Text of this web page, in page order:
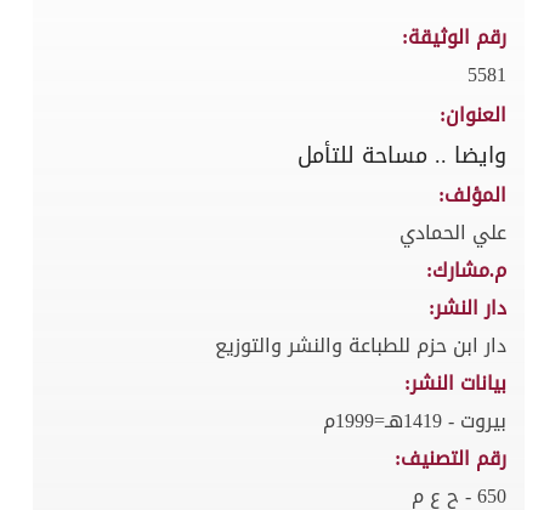
رقم الوثيقة:
5581
العنوان:
وايضا .. مساحة للتأمل
المؤلف:
علي الحمادي
م.مشارك:
دار النشر:
دار ابن حزم للطباعة والنشر والتوزيع
بيانات النشر:
بيروت - 1419هـ=1999م
رقم التصنيف:
650 - ح ع م